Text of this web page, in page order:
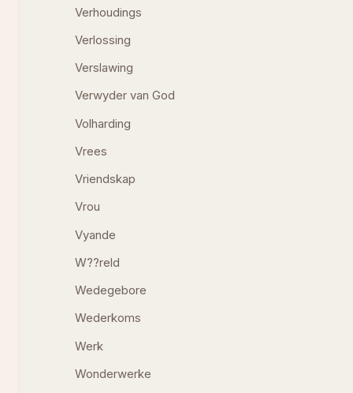
Verhoudings
Verlossing
Verslawing
Verwyder van God
Volharding
Vrees
Vriendskap
Vrou
Vyande
W??reld
Wedegebore
Wederkoms
Werk
Wonderwerke